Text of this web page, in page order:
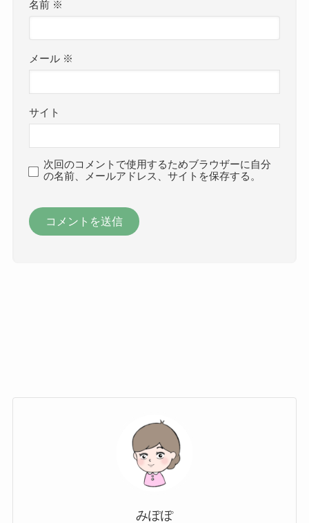
名前 ※
メール ※
サイト
次回のコメントで使用するためブラウザーに自分
の名前、メールアドレス、サイトを保存する。
みぽぽ